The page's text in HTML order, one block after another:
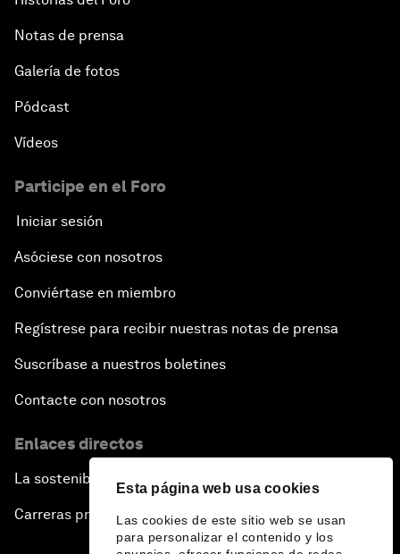
Esta página web usa cookies
Las cookies de este sitio web se usan
para personalizar el contenido y los
Notas de prensa
Galería de fotos
Pódcast
Vídeos
Participe en el Foro
Iniciar sesión
Asóciese con nosotros
Conviértase en miembro
Regístrese para recibir nuestras notas de prensa
Suscríbase a nuestros boletines
Contacte con nosotros
Enlaces directos
La sostenibilidad en el Foro
Carreras profesionales